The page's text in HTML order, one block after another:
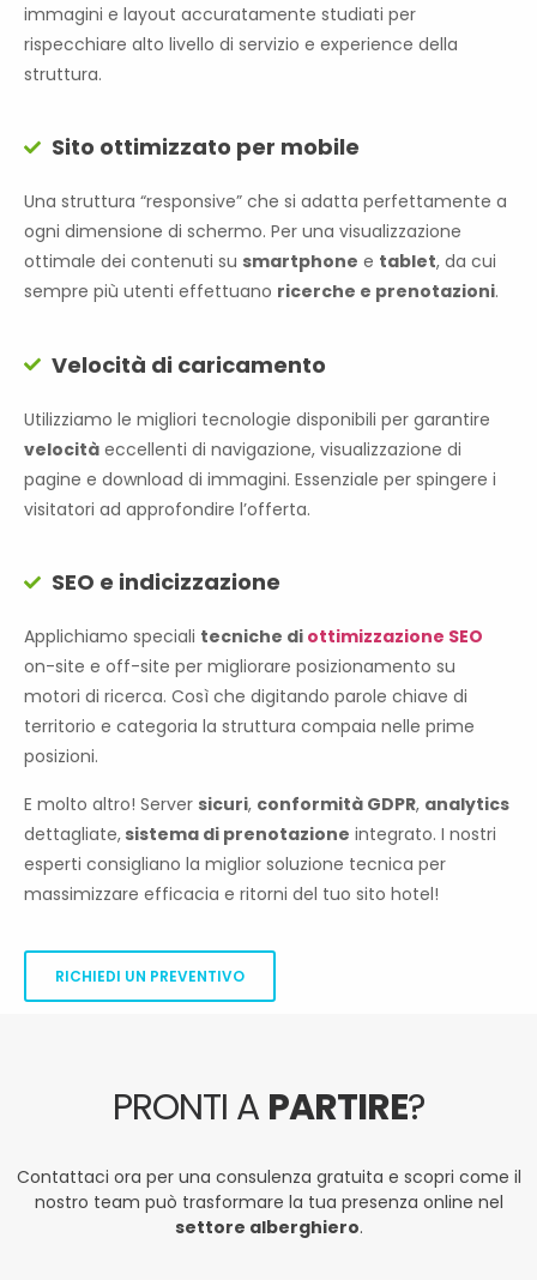
immagini e layout accuratamente studiati per
rispecchiare alto livello di servizio e experience della
struttura.
Sito ottimizzato per mobile
Una struttura “responsive” che si adatta perfettamente a
ogni dimensione di schermo. Per una visualizzazione
ottimale dei contenuti su smartphone e tablet, da cui
sempre più utenti effettuano ricerche e prenotazioni.
Velocità di caricamento
Utilizziamo le migliori tecnologie disponibili per garantire
velocità eccellenti di navigazione, visualizzazione di
pagine e download di immagini. Essenziale per spingere i
visitatori ad approfondire l’offerta.
SEO e indicizzazione
Applichiamo speciali tecniche di ottimizzazione SEO
on-site e off-site per migliorare posizionamento su
motori di ricerca. Così che digitando parole chiave di
territorio e categoria la struttura compaia nelle prime
posizioni.
E molto altro! Server sicuri, conformità GDPR, analytics
dettagliate, sistema di prenotazione integrato. I nostri
esperti consigliano la miglior soluzione tecnica per
massimizzare efficacia e ritorni del tuo sito hotel!
RICHIEDI UN PREVENTIVO
PRONTI A PARTIRE?
Contattaci ora per una consulenza gratuita e scopri come il
nostro team può trasformare la tua presenza online nel
settore alberghiero.